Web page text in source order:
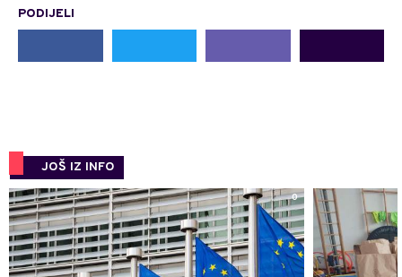
PODIJELI
JOŠ IZ INFO
0